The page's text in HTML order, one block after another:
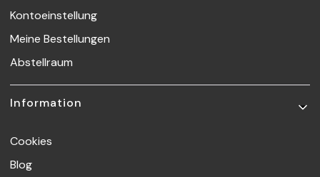
Kontoeinstellung
Meine Bestellungen
Abstellraum
Information
Cookies
Blog